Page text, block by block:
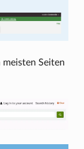
meisten Seiten